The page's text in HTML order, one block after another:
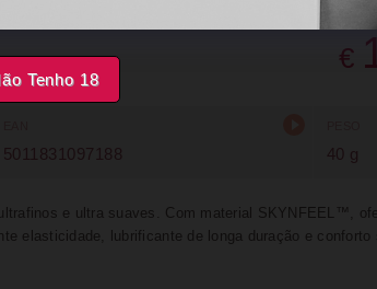
Tenho 18
€
5011831097188 40 g
e ultra suaves. Com material SKYNFEEL™,
elasticidade, lubrificante de longa duração e conforto